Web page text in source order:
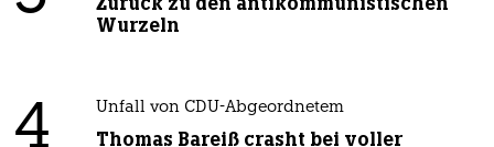
Wurzeln
4 Unfall von CDU-Abgeordnetem
Thomas Bareiß crasht bei voller